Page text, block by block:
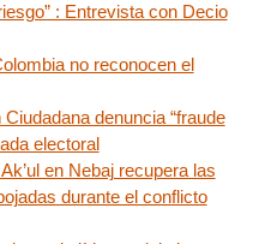
: Entrevista con Decio
no reconocen el
denuncia “fraude
electoral
en Nebaj recupera las
durante el conflicto